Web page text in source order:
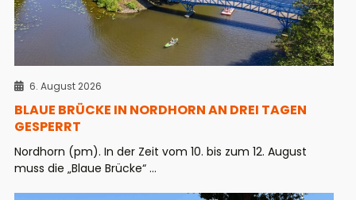
6. August 2026
BLAUE BRÜCKE IN NORDHORN AN DREI TAGEN
GESPERRT
Nordhorn (pm). In der Zeit vom 10. bis zum 12. August
muss die „Blaue Brücke“ ...